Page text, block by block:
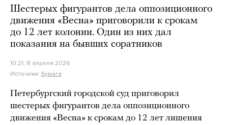
Шестерых фигурантов дела оппозиционного
движения «Весна» приговорили к срокам
до 12 лет колонии. Один из них дал
показания на бывших соратников
10:21, 8 апреля 2026
Источник: Бумага
Петербургский городской суд приговорил
шестерых фигурантов дела оппозиционного
движения «Весна» к срокам до 12 лет лишения